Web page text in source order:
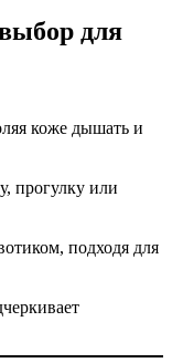
для
коже дышать и
прогулку или
подходя для